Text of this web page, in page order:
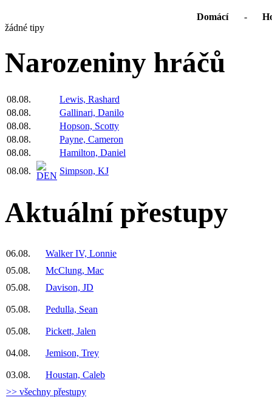
Domácí -
žádné tipy
Narozeniny hráčů
08.08.
Lewis, Rashard
08.08.
Gallinari, Danilo
08.08.
Hopson, Scotty
08.08.
Payne, Cameron
08.08.
Hamilton, Daniel
08.08.
Simpson, KJ
Aktuální přestupy
06.08.
Walker IV, Lonnie
05.08.
McClung, Mac
05.08.
Davison, JD
05.08. Pedulla, Sean
05.08. Pickett, Jalen
04.08. Jemison, Trey
03.08.
Houstan, Caleb
>> všechny přestupy